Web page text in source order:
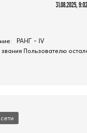
31.08.2025, 9:02
РАНГ - IV
Пользователю